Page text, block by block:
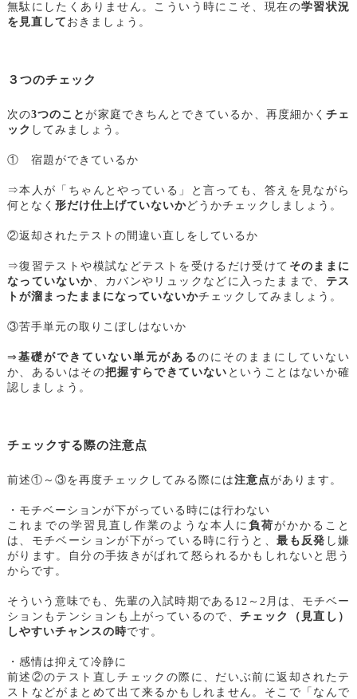
無駄にしたくありません。こういう時にこそ、現在の学習状況
を見直して おきましょう。
３つのチェック
次の3つのことが家庭できちんとできているか、再度細かく チェ
ック してみましょう。
① 宿題ができているか
⇒本人が「ちゃんとやっている」と言っても、答えを見ながら
何となく 形だけ仕上げていないかどうかチェックしましょう。
②返却されたテストの間違い直しをしているか
⇒復習テストや模試などテストを受けるだけ受けて そのままに
なっていないか、カバンやリュックなどに入ったままで、 テス
トが溜まったままになっていないかチェックしてみましょう。
③苦手単元の取りこぼしはないか
⇒ 基礎ができていない単元がある のにそのままにしていない
か、あるいはその把握すらできていない ということはないか確
認しましょう。
チェックする際の注意点
前述①～③を再度チェックしてみる際には注意点があります。
・モチベーションが下がっている時には行わない
これまでの学習見直し作業のような本人に負荷がかかること
は、モチベーションが下がっている時に行うと、最も反発 し嫌
がります。自分の手抜きがばれて怒られるかもしれないと思う
からです。
そういう意味でも、先輩の入試時期である12～2月は、モチベー
ションもテンションも上がっているので、チェック（見直し）
しやすいチャンスの時です。
・感情は抑えて冷静に
前述②のテスト直しチェックの際に、だいぶ前に返却されたテ
ストなどがまとめて出て来るかもしれません。そこで「なんで